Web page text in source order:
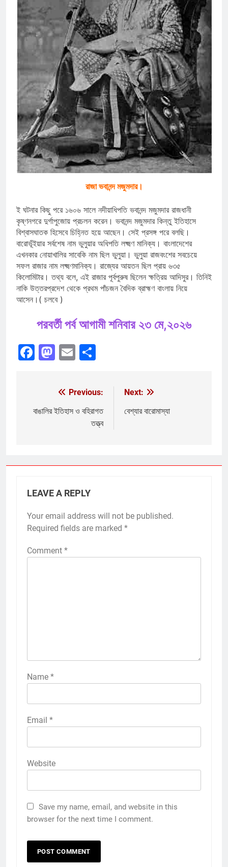
রাজা ভবানন্দ মজুমদার।
ই ঘটনার কিছু পরে ১৬০৬ সালে নদীয়াধিপতি ভবানন্দ মজুমদার রাজধানী
কৃষ্ণনগরে দুর্গাপুজোয় প্রচলন করেন। ভবানন্দ মজুমদার কিন্তু ইতিহাসে
বিশ্বাসঘাতক হিসেবে চিহ্নিত হয়ে আছেন। সেই প্রসঙ্গ পরে বলছি।
বারোভূঁইয়ার সর্বশেষ নাম ভুলুয়ার অধিপতি লক্ষ্মণ মানিক্য। বাংলাদেশের
এখনকার নোয়াখালির সাবেকি নাম ছিল ভুলুয়া। ভুলুয়া রাজবংশের সবচেয়ে
সফল রাজার নাম লক্ষ্মণমানিক্য। রাজ্যের আয়তন ছিল প্রায় ৬৩৫
কিলোমিটার। তথ্য বলে, এই রাজার পূর্বপুরুষ ছিলেন ক্ষত্রিয় আদিসুর। তিনিই
নাকি উত্তরপ্রদেশ থেকে প্রথম পাঁচজন বৈদিক ব্রাহ্মণ বাংলায় নিয়ে
আসেন।( চলবে )
পরবর্তী পর্ব আগামী শনিবার ২৩ মে,২০২৬
Facebook
Mastodon
Email
navigation
Previous:
বাঙালির ইতিহাস ও বহিরাগত
তত্ত্ব
Next:
বেশ্যার বারোমাস্যা
LEAVE A REPLY
Your email address will not be published.
Required fields are marked *
Comment *
Name *
Email *
Website
Save my name, email, and website in this
browser for the next time I comment.